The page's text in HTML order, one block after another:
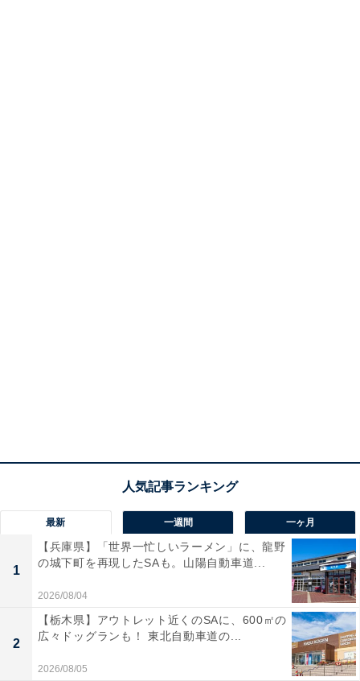
最新 一週間 一ヶ月
1
【兵庫県】「世界一忙しいラーメン」に、龍野
の城下町を再現したSAも。山陽自動車道...
2026/08/04
2
【栃木県】アウトレット近くのSAに、600㎡の
広々ドッグランも！ 東北自動車道の...
2026/08/05